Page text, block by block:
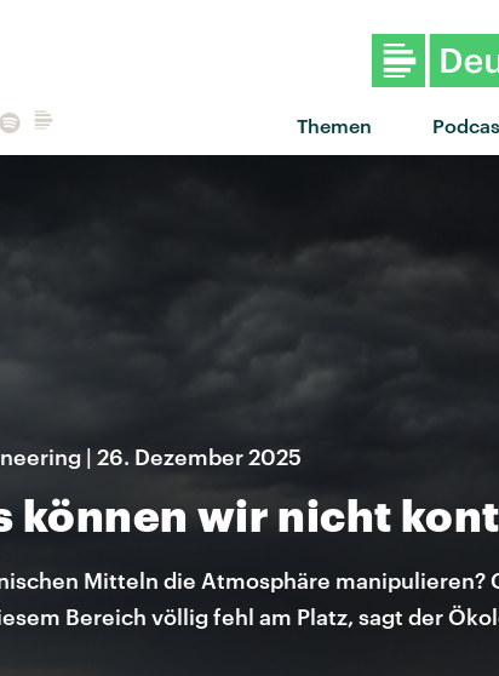
Themen
| 26. Dezember 2025
können wir nicht
Mitteln die Atmosphäre
Bereich völlig fehl am Platz, sagt der